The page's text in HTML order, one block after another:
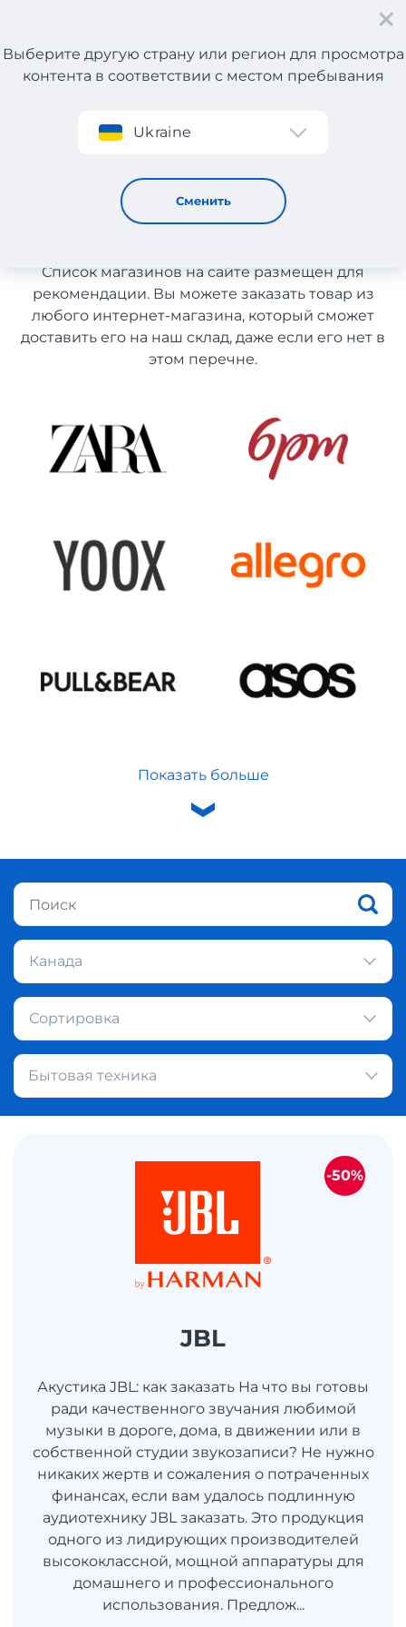
Регистрация
Выберите другую страну или регион для просмотра
контента в соответствии с местом пребывания
Ukraine
Сменить
Бытовая техника с доставкой в Узбекистан
Бытовая техника с доставкой
в Узбекистан
Список магазинов на сайте размещен для
рекомендации. Вы можете заказать товар из
любого интернет-магазина, который сможет
доставить его на наш склад, даже если его нет в
этом перечне.
Показать больше
Канада
Сортировка
Бытовая техника
JBL
Акустика JBL: как заказать На что вы готовы
ради качественного звучания любимой
музыки в дороге, дома, в движении или в
собственной студии звукозаписи? Не нужно
никаких жертв и сожаления о потраченных
финансах, если вам удалось подлинную
аудиотехнику JBL заказать. Это продукция
одного из лидирующих производителей
высококлассной, мощной аппаратуры для
домашнего и профессионального
использования. Предлож...
-50%